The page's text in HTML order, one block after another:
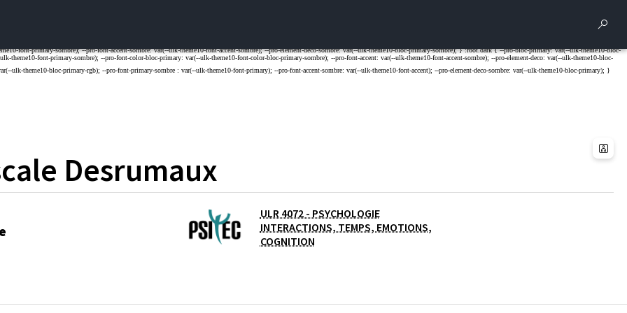
DE L'UNIVERSITE
Desrumaux
ULR 4072 - PSYCHOLOGIE
INTERACTIONS, TEMPS, EMOTIONS,
COGNITION